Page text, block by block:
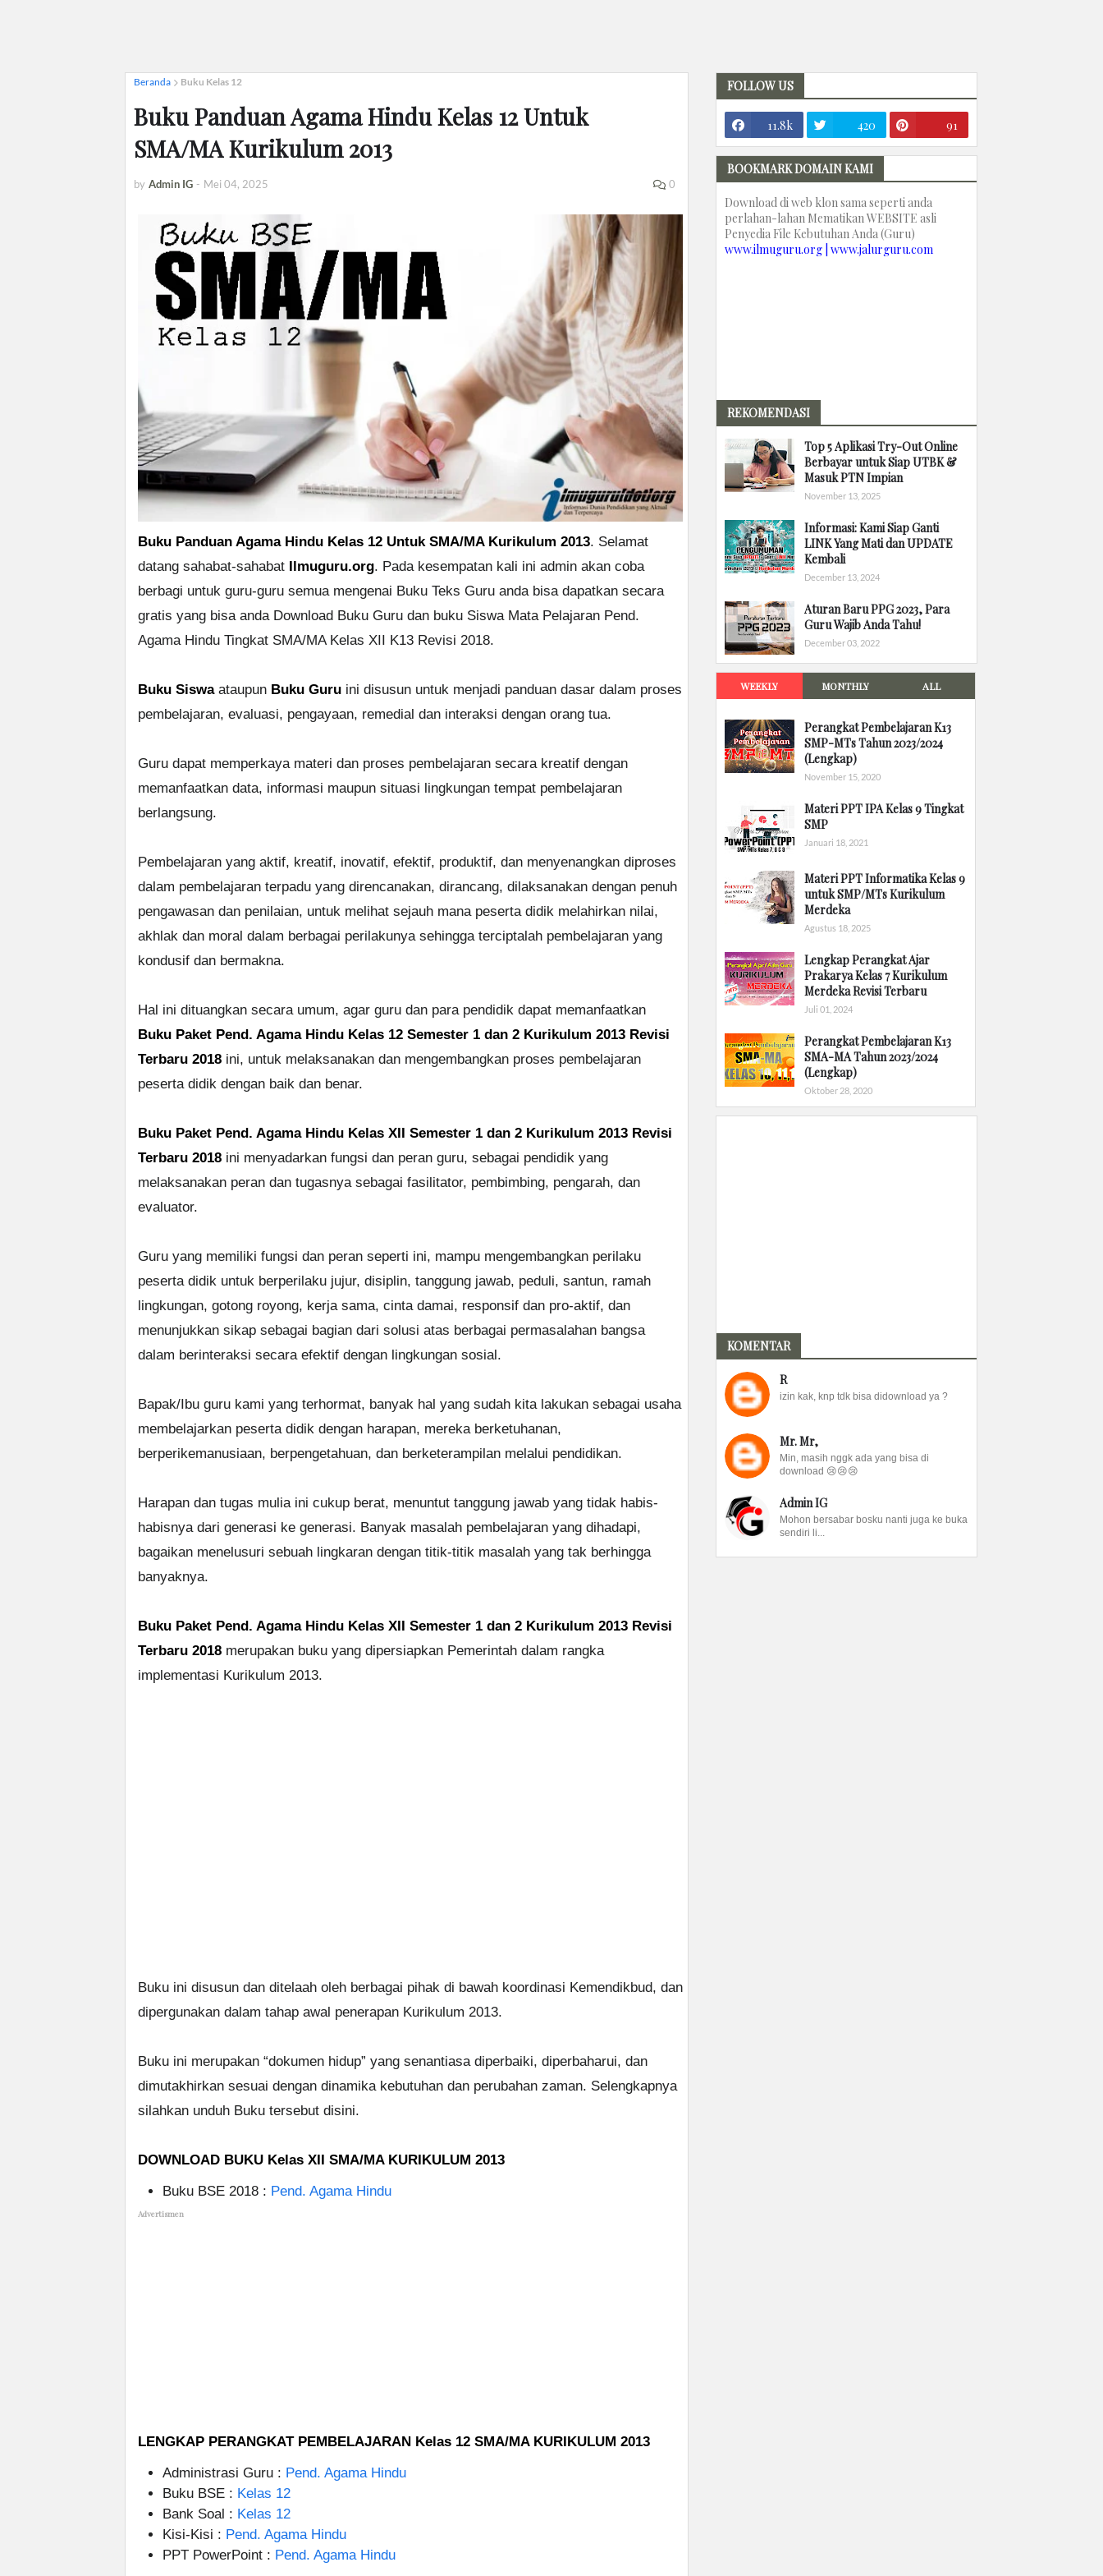
Beranda Buku Kelas 12
Buku Panduan Agama Hindu Kelas 12 Untuk
SMA/MA Kurikulum 2013
by Admin IG - Mei 04, 2025 0
Buku Panduan Agama Hindu Kelas 12 Untuk SMA/MA Kurikulum 2013. Selamat
datang sahabat-sahabat Ilmuguru.org. Pada kesempatan kali ini admin akan coba
berbagi untuk guru-guru semua mengenai Buku Teks Guru anda bisa dapatkan secara
gratis yang bisa anda Download Buku Guru dan buku Siswa Mata Pelajaran Pend.
Agama Hindu Tingkat SMA/MA Kelas XII K13 Revisi 2018.
Buku Siswaataupun Buku Guru ini disusun untuk menjadi panduan dasar dalam proses
pembelajaran, evaluasi, pengayaan, remedial dan interaksi dengan orang tua.
Guru dapat memperkaya materi dan proses pembelajaran secara kreatif dengan
memanfaatkan data, informasi maupun situasi lingkungan tempat pembelajaran
berlangsung.
Pembelajaran yang aktif, kreatif, inovatif, efektif, produktif, dan menyenangkan diproses
dalam pembelajaran terpadu yang direncanakan, dirancang, dilaksanakan dengan penuh
pengawasan dan penilaian, untuk melihat sejauh mana peserta didik melahirkan nilai,
akhlak dan moral dalam berbagai perilakunya sehingga terciptalah pembelajaran yang
kondusif dan bermakna.
Hal ini dituangkan secara umum, agar guru dan para pendidik dapat memanfaatkan
Buku Paket Pend. Agama Hindu Kelas 12 Semester 1 dan 2 Kurikulum 2013 Revisi
Terbaru 2018 ini, untuk melaksanakan dan mengembangkan proses pembelajaran
peserta didik dengan baik dan benar.
Buku Paket Pend. Agama Hindu Kelas XII Semester 1 dan 2 Kurikulum 2013 Revisi
Terbaru 2018 ini menyadarkan fungsi dan peran guru, sebagai pendidik yang
melaksanakan peran dan tugasnya sebagai fasilitator, pembimbing, pengarah, dan
evaluator.
Guru yang memiliki fungsi dan peran seperti ini, mampu mengembangkan perilaku
peserta didik untuk berperilaku jujur, disiplin, tanggung jawab, peduli, santun, ramah
lingkungan, gotong royong, kerja sama, cinta damai, responsif dan pro-aktif, dan
menunjukkan sikap sebagai bagian dari solusi atas berbagai permasalahan bangsa
dalam berinteraksi secara efektif dengan lingkungan sosial.
Bapak/Ibu guru kami yang terhormat, banyak hal yang sudah kita lakukan sebagai usaha
membelajarkan peserta didik dengan harapan, mereka berketuhanan,
berperikemanusiaan, berpengetahuan, dan berketerampilan melalui pendidikan.
Harapan dan tugas mulia ini cukup berat, menuntut tanggung jawab yang tidak habis-
habisnya dari generasi ke generasi. Banyak masalah pembelajaran yang dihadapi,
bagaikan menelusuri sebuah lingkaran dengan titik-titik masalah yang tak berhingga
banyaknya.
Buku Paket Pend. Agama Hindu Kelas XII Semester 1 dan 2 Kurikulum 2013 Revisi
Terbaru 2018 merupakan buku yang dipersiapkan Pemerintah dalam rangka
implementasi Kurikulum 2013.
Buku ini disusun dan ditelaah oleh berbagai pihak di bawah koordinasi Kemendikbud, dan
dipergunakan dalam tahap awal penerapan Kurikulum 2013.
Buku ini merupakan “dokumen hidup” yang senantiasa diperbaiki, diperbaharui, dan
dimutakhirkan sesuai dengan dinamika kebutuhan dan perubahan zaman. Selengkapnya
silahkan unduh Buku tersebut disini.
DOWNLOAD BUKU Kelas XII SMA/MA KURIKULUM 2013
Buku BSE 2018 : Pend. Agama Hindu
Advertismen
LENGKAP PERANGKAT PEMBELAJARAN Kelas 12 SMA/MA KURIKULUM 2013
Administrasi Guru : Pend. Agama Hindu
Buku BSE : Kelas 12
Bank Soal : Kelas 12
Kisi-Kisi : Pend. Agama Hindu
PPT PowerPoint : Pend. Agama Hindu
FOLLOW US
11.8k 420 91
BOOKMARK DOMAIN KAMI
Download di web klon sama seperti anda
perlahan-lahan Mematikan WEBSITE asli
Penyedia File Kebutuhan Anda (Guru)
www.ilmuguru.org | www.jalurguru.com
REKOMENDASI
Top 5 Aplikasi Try-Out Online
Berbayar untuk Siap UTBK &
Masuk PTN Impian
November 13, 2025
Informasi: Kami Siap Ganti
LINK Yang Mati dan UPDATE
Kembali
December 13, 2024
Aturan Baru PPG 2023, Para
Guru Wajib Anda Tahu!
December 03, 2022
WEEKLY MONTHLY ALL
Perangkat Pembelajaran K13
SMP-MTs Tahun 2023/2024
(Lengkap)
November 15, 2020
Materi PPT IPA Kelas 9 Tingkat
SMP
Januari 18, 2021
Materi PPT Informatika Kelas 9
untuk SMP/MTs Kurikulum
Merdeka
Agustus 18, 2025
Lengkap Perangkat Ajar
Prakarya Kelas 7 Kurikulum
Merdeka Revisi Terbaru
Juli 01, 2024
Perangkat Pembelajaran K13
SMA-MA Tahun 2023/2024
(Lengkap)
Oktober 28, 2020
KOMENTAR
R
izin kak, knp tdk bisa didownload ya ?
Mr. Mr,
Min, masih nggk ada yang bisa di
download 😢😢😢
Admin IG
Mohon bersabar bosku nanti juga ke buka
sendiri li...